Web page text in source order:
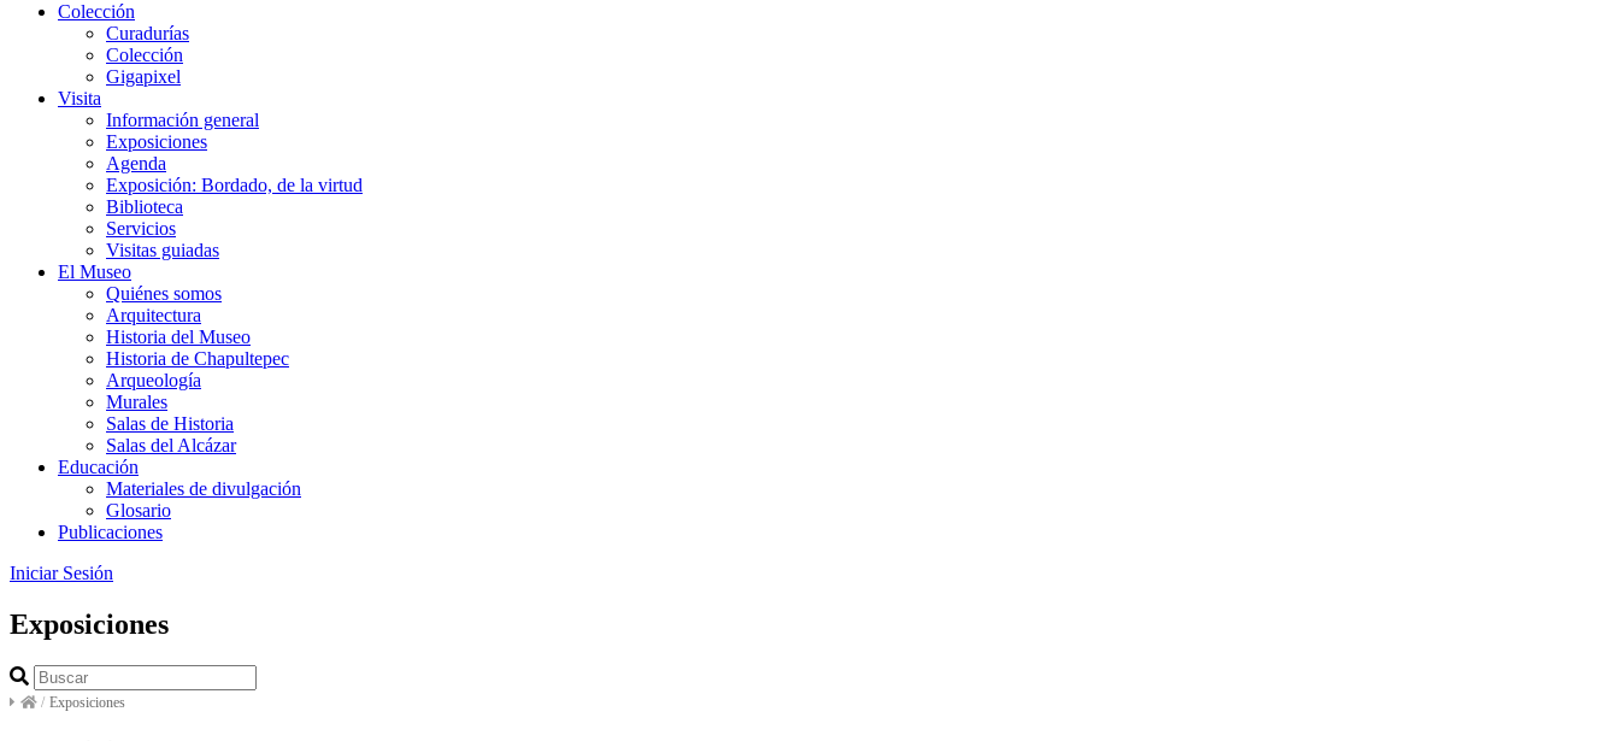
Colección
Curadurías
Colección
Gigapixel
Visita
Información general
Exposiciones
Agenda
Exposición: Bordado, de la virtud
Biblioteca
Servicios
Visitas guiadas
El Museo
Quiénes somos
Arquitectura
Historia del Museo
Historia de Chapultepec
Arqueología
Murales
Salas de Historia
Salas del Alcázar
Educación
Materiales de divulgación
Glosario
Publicaciones
Iniciar Sesión
Exposiciones
/ Exposiciones